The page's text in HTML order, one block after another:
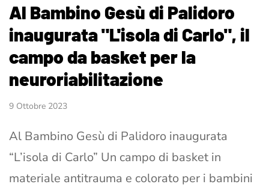
Al Bambino Gesù di Palidoro
inaugurata "L'isola di Carlo", il
campo da basket per la
neuroriabilitazione
9 Ottobre 2023
Al Bambino Gesù di Palidoro inaugurata
“L’isola di Carlo” Un campo di basket in
materiale antitrauma e colorato per i bambini